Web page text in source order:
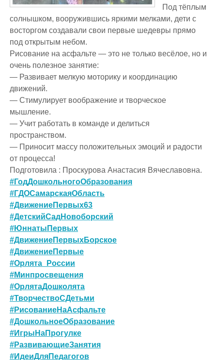
Под тёплым
солнышком, вооружившись яркими мелками, дети с
восторгом создавали свои первые шедевры прямо
под открытым небом.
Рисование на асфальте — это не только весёлое, но и
очень полезное занятие:
— Развивает мелкую моторику и координацию
движений.
— Стимулирует воображение и творческое
мышление.
— Учит работать в команде и делиться
пространством.
— Приносит массу положительных эмоций и радости
от процесса!
Подготовила : Проскурова Анастасия Вячеславовна.
#ГодДошкольногоОбразования
#ГДОСамарскаяОбласть
#ДвижениеПервых63
#ДетскийСадНовоборский
#ЮннатыПервых
#ДвижениеПервыхБорское
#ДвижениеПервые
#Орлята_России
#Минпросвещения
#ОрлятаДошколята
#ТворчествоСДетьми
#РисованиеНаАсфальте
#ДошкольноеОбразование
#ИгрыНаПрогулке
#РазвивающиеЗанятия
#ИдеиДляПедагогов